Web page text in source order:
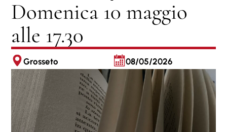
Domenica 10 maggio
alle 17.30
Grosseto 08/05/2026